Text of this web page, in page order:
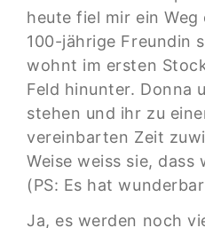
heute fiel mir ein
100-jährige Freundin
wohnt im ersten
Feld hinunter. Donna
stehen und ihr zu
vereinbarten Zeit
Weise weiss sie, dass
(PS: Es hat
Ja, es werden noch